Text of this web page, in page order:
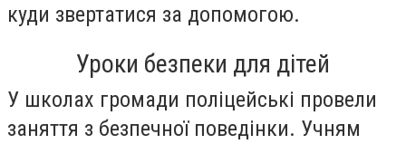
куди звертатися за допомогою.
Уроки безпеки для дітей
У школах громади поліцейські провели
заняття з безпечної поведінки. Учням